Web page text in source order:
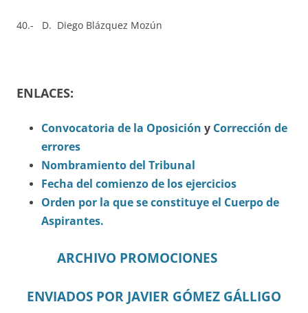
40.- D. Diego Blázquez Mozún
ENLACES:
Convocatoria de la Oposición y Corrección de
errores
Nombramiento del Tribunal
Fecha del comienzo de los ejercicios
Orden por la que se constituye el Cuerpo de
Aspirantes.
ARCHIVO PROMOCIONES
ENVIADOS POR JAVIER GÓMEZ GÁLLIGO